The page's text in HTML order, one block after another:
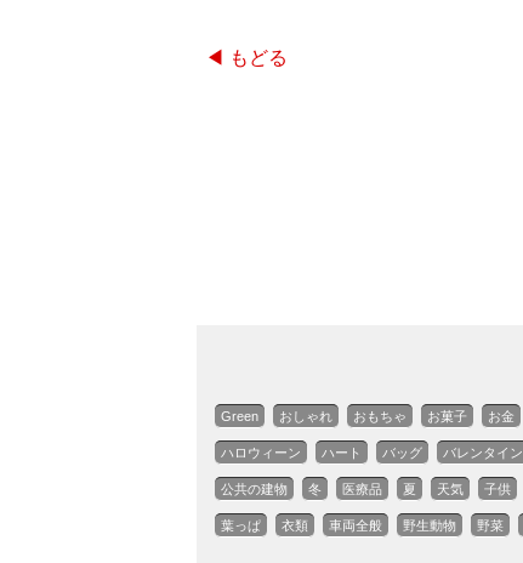
◀ もどる
Green おしゃれ おもちゃ お菓子 お金
ハロウィーン ハート バッグ バレンタイン
公共の建物 冬 医療品 夏 天気 子供
葉っぱ 衣類 車両全般 野生動物 野菜